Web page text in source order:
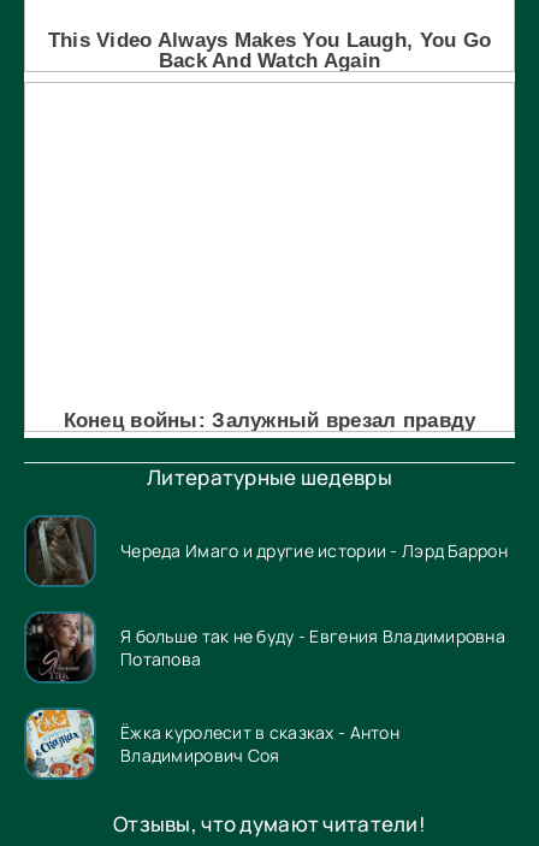
Литературные шедевры
Череда Имаго и другие истории - Лэрд Баррон
Я больше так не буду - Евгения Владимировна
Потапова
Ёжка куролесит в сказках - Антон
Владимирович Соя
Отзывы, что думают читатели!